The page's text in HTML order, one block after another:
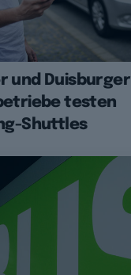
und Duisburger
testen
Shuttles